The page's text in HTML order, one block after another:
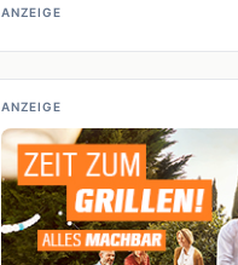
ANZEIGE
ANZEIGE